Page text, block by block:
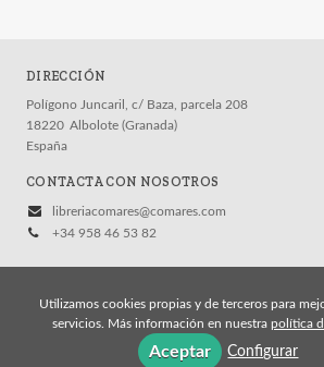
DIRECCIÓN
Polígono Juncaril, c/ Baza, parcela 208
18220 Albolote (Granada)
España
CONTACTA CON NOSOTROS
libreriacomares@comares.com
+34 958 46 53 82
© 2026, Editorial Comares
Política de cookies Política de privacidad
Utilizamos cookies propias y de terceros para
servicios. Más información en nuestra política
Aceptar Configurar